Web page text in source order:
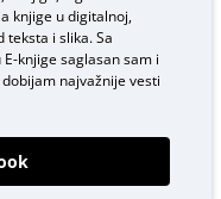
knjige u digitalnoj,
i slika. Sa
knjigesaglasan sam i
najvažnije vesti